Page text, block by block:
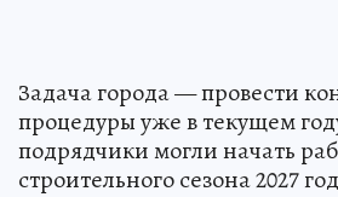
Задача города — провести
процедуры уже в текущем
подрядчики могли начать
строительного сезона 2027